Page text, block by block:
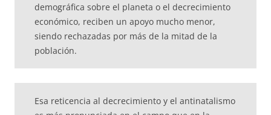
demográfica sobre el planeta o el decrecimiento
económico, reciben un apoyo mucho menor,
siendo rechazadas por más de la mitad de la
población.
Esa reticencia al decrecimiento y el antinatalismo